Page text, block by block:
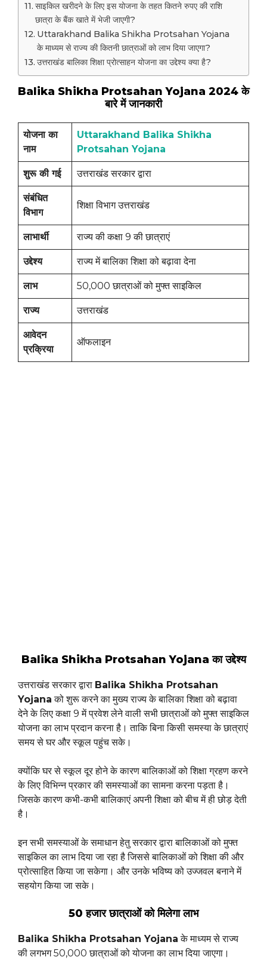
साइकिल खरीदने के लिए इस योजना के तहत कितने रुपए की राशि
छात्रा के बैंक खाते में भेजी जाएगी?
Uttarakhand Balika Shikha Protsahan Yojana
के माध्यम से राज्य की कितनी छात्राओं को लाभ दिया जाएगा?
उत्तराखंड बालिका शिक्षा प्रोत्साहन योजना का उद्देश्य क्या है?
Balika Shikha Protsahan Yojana 2024 के
बारे में जानकारी
योजना का
नाम
Uttarakhand Balika Shikha
Protsahan Yojana
शुरू की गई उत्तराखंड सरकार द्वारा
संबंधित
विभाग
शिक्षा विभाग उत्तराखंड
लाभार्थी राज्य की कक्षा 9 की छात्राएं
उद्देश्य राज्य में बालिका शिक्षा को बढ़ावा देना
लाभ 50,000 छात्राओं को मुफ्त साइकिल
राज्य उत्तराखंड
आवेदन
प्रक्रिया
ऑफलाइन
Balika Shikha Protsahan Yojana का उद्देश्य
उत्तराखंड सरकार द्वारा Balika Shikha Protsahan
Yojana को शुरू करने का मुख्य राज्य के बालिका शिक्षा को बढ़ावा
देने के लिए कक्षा 9 में प्रवेश लेने वाली सभी छात्राओं को मुफ्त साइकिल
योजना का लाभ प्रदान करना है। ताकि बिना किसी समस्या के छात्राएं
समय से घर और स्कूल पहुंच सके।
क्योंकि घर से स्कूल दूर होने के कारण बालिकाओं को शिक्षा ग्रहण करने
के लिए विभिन्न प्रकार की समस्याओं का सामना करना पड़ता है।
जिसके कारण कभी-कभी बालिकाएं अपनी शिक्षा को बीच में ही छोड़ देती
है।
इन सभी समस्याओं के समाधान हेतु सरकार द्वारा बालिकाओं को मुफ्त
साइकिल का लाभ दिया जा रहा है जिससे बालिकाओं को शिक्षा की और
प्रोत्साहित किया जा सकेगा। और उनके भविष्य को उज्जवल बनाने में
सहयोग किया जा सके।
50 हजार छात्राओं को मिलेगा लाभ
Balika Shikha Protsahan Yojana के माध्यम से राज्य
की लगभग 50,000 छात्राओं को योजना का लाभ दिया जाएगा।